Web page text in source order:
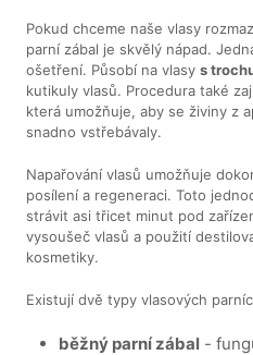
Pokud chceme naše vlasy
parní zábal je skvělý nápad.
ošetření. Působí na vlasys
kutikuly vlasů. Procedura také
která umožňuje, aby se živiny z
snadno vstřebávaly.
Napařování vlasů umožňuje
posílení a regeneraci. Toto
strávit asi třicet minut pod
vysoušeč vlasů a použití
kosmetiky.
Existují dvě typy vlasových
běžný parní zábal -